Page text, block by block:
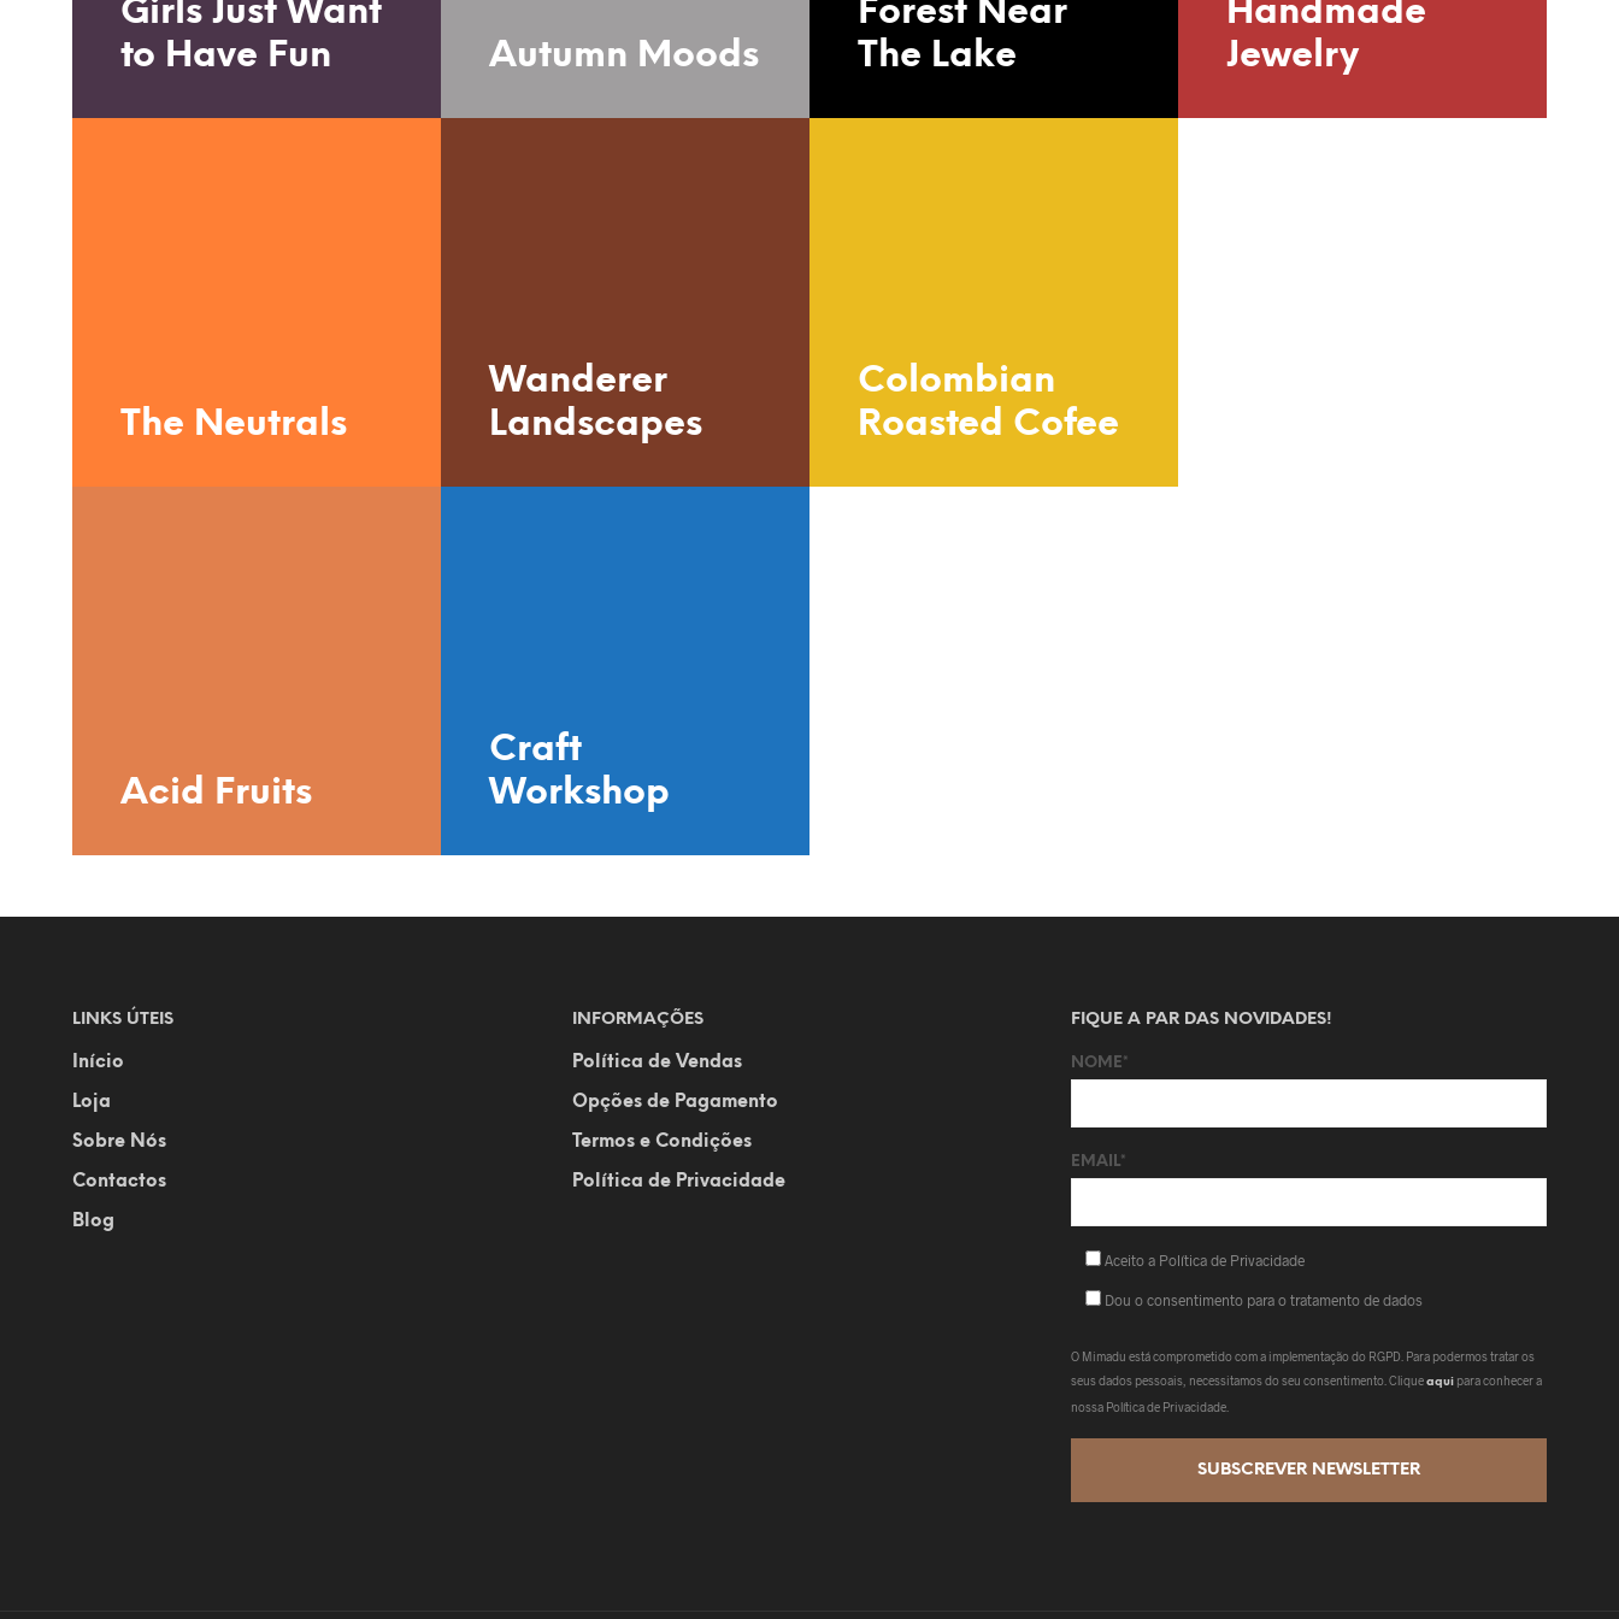
Girls Just Want
to Have Fun
Autumn Moods
Forest Near
The Lake
Handmade
Jewelry
The Neutrals
Wanderer
Landscapes
Colombian
Roasted Cofee
Acid Fruits
Craft
Workshop
LINKS ÚTEIS
Início
Loja
Sobre Nós
Contactos
Blog
INFORMAÇÕES
Política de Vendas
Opções de Pagamento
Termos e Condições
Política de Privacidade
FIQUE A PAR DAS NOVIDADES!
NOME*
EMAIL*
Aceito a Política de Privacidade
Dou o consentimento para o tratamento de dados
O Mimadu está comprometido com a implementação do RGPD. Para podermos tratar os
seus dados pessoais, necessitamos do seu consentimento. Cliqueaqui para conhecer a
nossa Política de Privacidade.